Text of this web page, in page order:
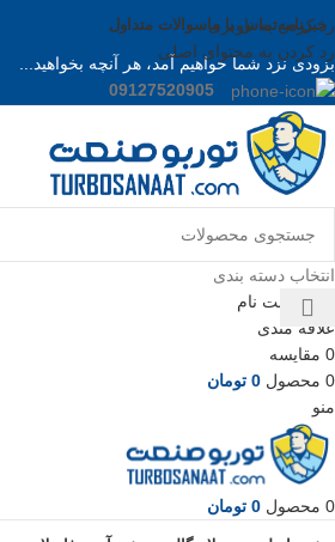
رد کردن به ناوبری
رد کردن به محتوای اصلی
خبرنامهتماس با ماسوالات متداول
بزودی نزد شما خواهیم آمد، هر آنچه بخواهید...
09127520905
انتخاب دسته بندی
ورود / ثبت نام
علاقه مندی
0 مقایسه
0 محصول 0 تومان
منو
0 محصول 0 تومان